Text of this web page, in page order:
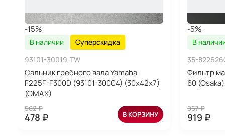
-15%
В наличии
Суперскидка
93101-30019-TW
Сальник гребного вала Yamaha
F225F-F300D (93101-30004) (30x42x7)
(OMAX)
562 ₽
478 ₽ В КОРЗИНУ
-5%
В
35-
Фильтр
60 (Osaka)
967 ₽
919 ₽